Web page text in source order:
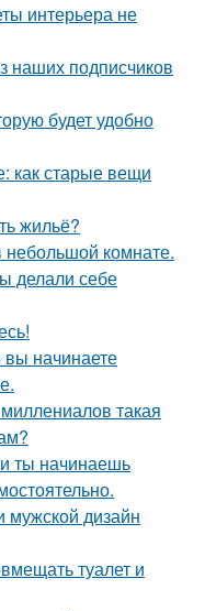
интерьера не
наших подписчиков
будет удобно
как старые вещи
жильё?
небольшой комнате.
делали себе
вы начинаете
такая
ты начинаешь
мужской дизайн
туалет и